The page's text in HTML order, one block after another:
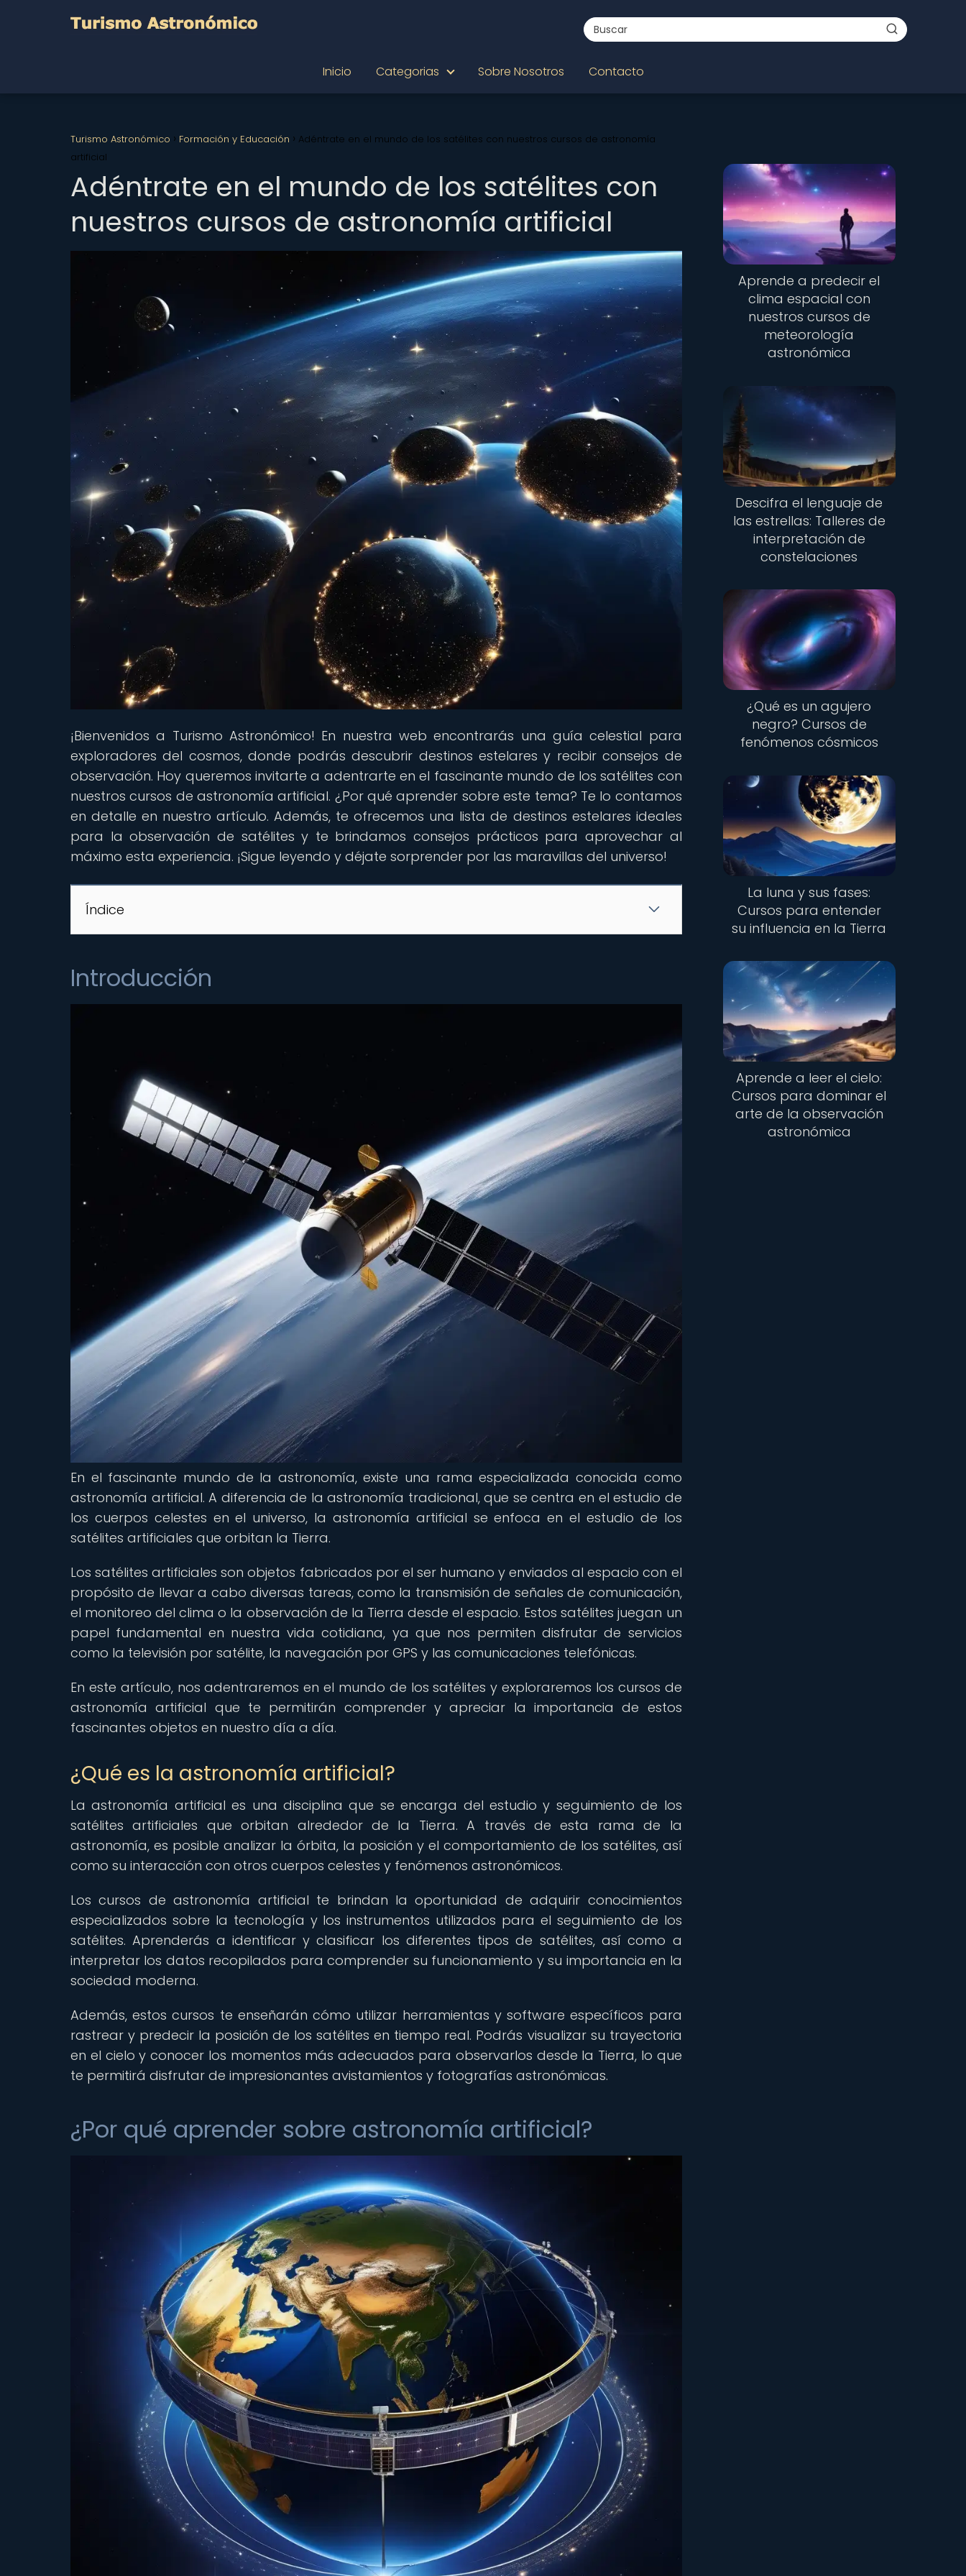
Inicio Categorias Sobre Nosotros Contacto
Turismo Astronómico Formación y Educación
Adéntrate en el mundo de los satélites con nuestros cursos de astronomía
artificial
Adéntrate en el mundo de los satélites con
nuestros cursos de astronomía artificial
¡Bienvenidos a Turismo Astronómico! En nuestra web encontrarás una guía celestial para
exploradores del cosmos, donde podrás descubrir destinos estelares y recibir consejos de
observación. Hoy queremos invitarte a adentrarte en el fascinante mundo de los satélites con
nuestros cursos de astronomía artificial. ¿Por qué aprender sobre este tema? Te lo contamos
en detalle en nuestro artículo. Además, te ofrecemos una lista de destinos estelares ideales
para la observación de satélites y te brindamos consejos prácticos para aprovechar al
máximo esta experiencia. ¡Sigue leyendo y déjate sorprender por las maravillas del universo!
Índice
Introducción
En el fascinante mundo de la astronomía, existe una rama especializada conocida como
astronomía artificial. A diferencia de la astronomía tradicional, que se centra en el estudio de
los cuerpos celestes en el universo, la astronomía artificial se enfoca en el estudio de los
satélites artificiales que orbitan la Tierra.
Los satélites artificiales son objetos fabricados por el ser humano y enviados al espacio con el
propósito de llevar a cabo diversas tareas, como la transmisión de señales de comunicación,
el monitoreo del clima o la observación de la Tierra desde el espacio. Estos satélites juegan un
papel fundamental en nuestra vida cotidiana, ya que nos permiten disfrutar de servicios
como la televisión por satélite, la navegación por GPS y las comunicaciones telefónicas.
En este artículo, nos adentraremos en el mundo de los satélites y exploraremos los cursos de
astronomía artificial que te permitirán comprender y apreciar la importancia de estos
fascinantes objetos en nuestro día a día.
¿Qué es la astronomía artificial?
La astronomía artificial es una disciplina que se encarga del estudio y seguimiento de los
satélites artificiales que orbitan alrededor de la Tierra. A través de esta rama de la
astronomía, es posible analizar la órbita, la posición y el comportamiento de los satélites, así
como su interacción con otros cuerpos celestes y fenómenos astronómicos.
Los cursos de astronomía artificial te brindan la oportunidad de adquirir conocimientos
especializados sobre la tecnología y los instrumentos utilizados para el seguimiento de los
satélites. Aprenderás a identificar y clasificar los diferentes tipos de satélites, así como a
interpretar los datos recopilados para comprender su funcionamiento y su importancia en la
sociedad moderna.
Además, estos cursos te enseñarán cómo utilizar herramientas y software específicos para
rastrear y predecir la posición de los satélites en tiempo real. Podrás visualizar su trayectoria
en el cielo y conocer los momentos más adecuados para observarlos desde la Tierra, lo que
te permitirá disfrutar de impresionantes avistamientos y fotografías astronómicas.
¿Por qué aprender sobre astronomía artificial?
Aprende a predecir el
clima espacial con
nuestros cursos de
meteorología
astronómica
Descifra el lenguaje de
las estrellas: Talleres de
interpretación de
constelaciones
¿Qué es un agujero
negro? Cursos de
fenómenos cósmicos
La luna y sus fases:
Cursos para entender
su influencia en la Tierra
Aprende a leer el cielo:
Cursos para dominar el
arte de la observación
astronómica